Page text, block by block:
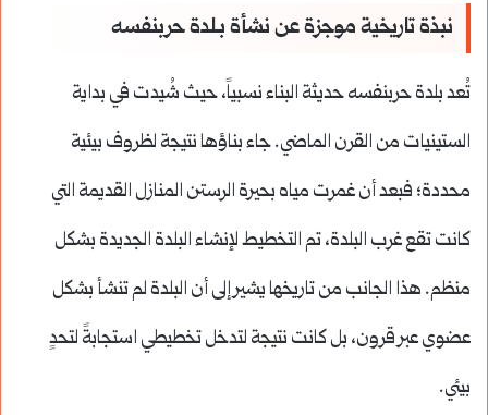
نبذة تاريخية موجزة عن نشأة بـلدة حربنفسه
تُعد بلدة حربنفسه حديثة البناء نسبياً، حيث شُيدت في بداية
الستينيات من القرن الماضي.جاء بناؤها نتيجة لظروف بيئية
محددة؛ فبعد أن غمرت مياه بحيرة الرستن المنازل القديمة التي
كانت تقع غرب البلدة، تم التخطيط لإنشاء البلدة الجديدة بشكل
منظم. هذا الجانب من تاريخها يشير إلى أن البلدة لم تنشأ بشكل
عضوي عبر قرون، بل كانت نتيجة لتدخل تخطيطي استجابةً لتحدٍ
بيئي.